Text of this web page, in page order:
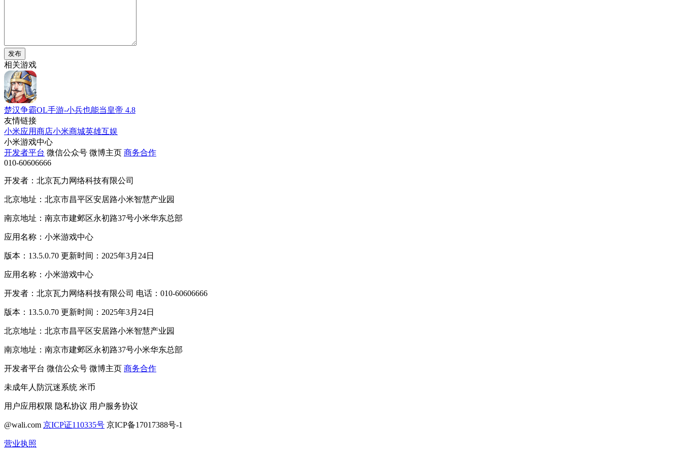
发布
相关游戏
楚汉争霸OL手游-小兵也能当皇帝 4.8
友情链接
小米应用商店小米商城英雄互娱
小米游戏中心
开发者平台 微信公众号 微博主页 商务合作
010-60606666
开发者：北京瓦力网络科技有限公司
北京地址：北京市昌平区安居路小米智慧产业园
南京地址：南京市建邺区永初路37号小米华东总部
应用名称：小米游戏中心
版本：13.5.0.70 更新时间：2025年3月24日
应用名称：小米游戏中心
开发者：北京瓦力网络科技有限公司 电话：010-60606666
版本：13.5.0.70 更新时间：2025年3月24日
北京地址：北京市昌平区安居路小米智慧产业园
南京地址：南京市建邺区永初路37号小米华东总部
开发者平台 微信公众号 微博主页 商务合作
未成年人防沉迷系统 米币
用户应用权限 隐私协议 用户服务协议
@wali.com 京ICP证110335号 京ICP备17017388号-1
营业执照